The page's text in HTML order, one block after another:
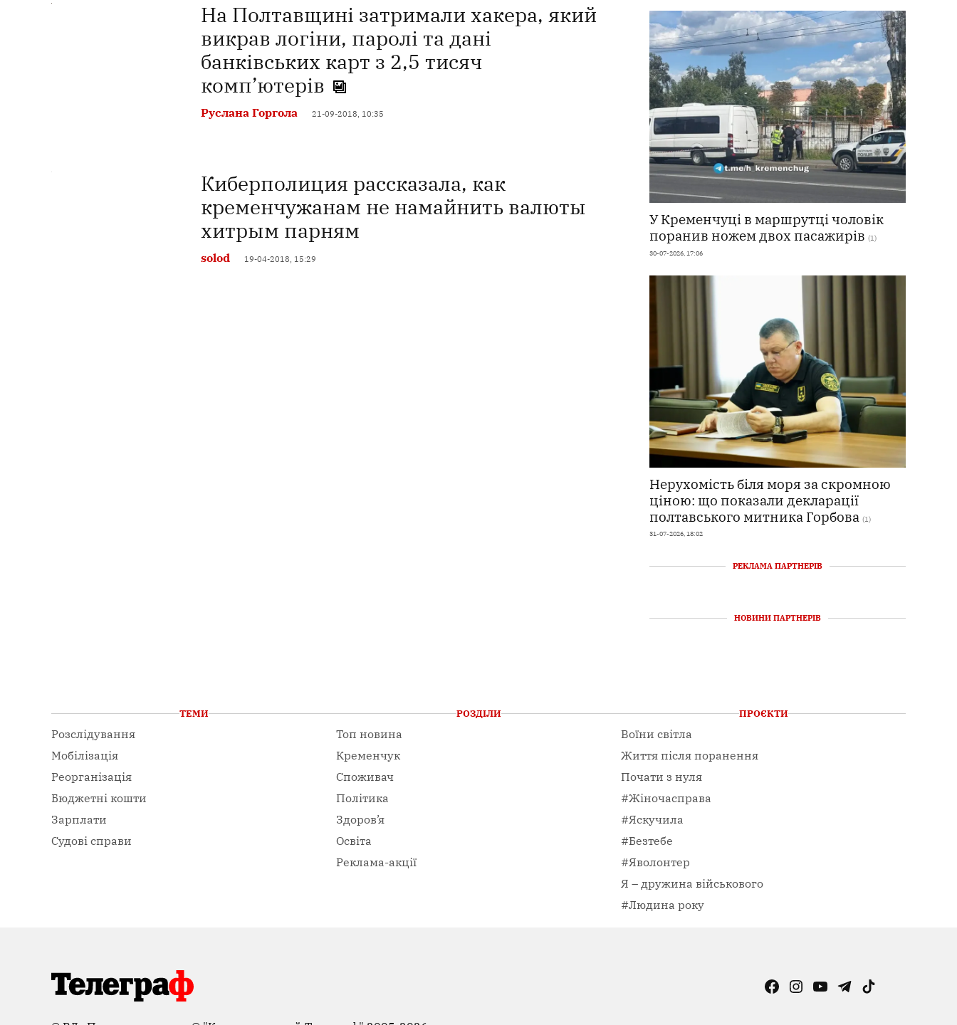
На Полтавщині затримали хакера, який
викрав логіни, паролі та дані
банківських карт з 2,5 тисяч
комп’ютерів
Руслана Горгола 21-09-2018, 10:35
Киберполиция рассказала, как
кременчужанам не намайнить валюты
хитрым парням
solod 19-04-2018, 15:29
У Кременчуці в маршрутці чоловік
поранив ножем двох пасажирів (1)
30-07-2026, 17:06
Нерухомість біля моря за скромною
ціною: що показали декларації
полтавського митника Горбова (1)
31-07-2026, 18:02
РЕКЛАМА ПАРТНЕРІВ
НОВИНИ ПАРТНЕРІВ
ТЕМИ
Розслідування
Мобілізація
Реорганізація
Бюджетні кошти
Зарплати
Судові справи
РОЗДІЛИ
Топ новина
Кременчук
Споживач
Політика
Здоров’я
Освіта
Реклама-акції
ПРОЄКТИ
Воїни світла
Життя після поранення
Почати з нуля
#Жіночасправа
#Яскучила
#Безтебе
#Яволонтер
Я – дружина військового
#Людина року
FacebookInstagram
YouTubeTelegram
TikTok